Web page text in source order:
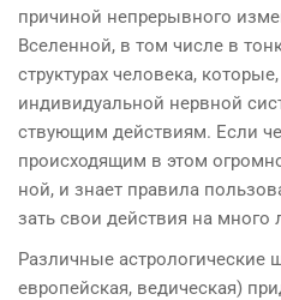
причиной непрерывного
Вселенной, в том числе в
структурах человека,
индивидуальной нервной
ствующим действиям. Если
происходящим в этом
ной, и знает правила
зать свои действия на много
Различные астрологические
европейская, ведическая)